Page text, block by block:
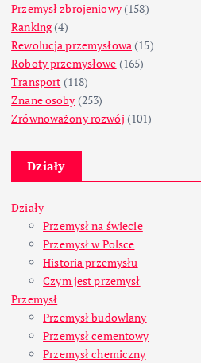
Przemysł zbrojeniowy(158)
Ranking(4)
Rewolucja przemysłowa (15)
Roboty przemysłowe (165)
Transport (118)
Znane osoby (253)
Zrównoważony rozwój (101)
Działy
Działy
Przemysł na świecie
Przemysł w Polsce
Historia przemysłu
Czym jest przemysł
Przemysł
Przemysł budowlany
Przemysł cementowy
Przemysł chemiczny